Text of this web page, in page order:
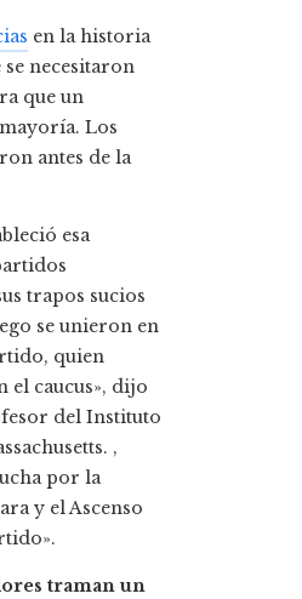
en la historia
necesitaron
que un
Los
antes de la
esa
trapos sucios
se unieron en
quien
el caucus», dijo
del Instituto
,
por la
y el Ascenso
traman un